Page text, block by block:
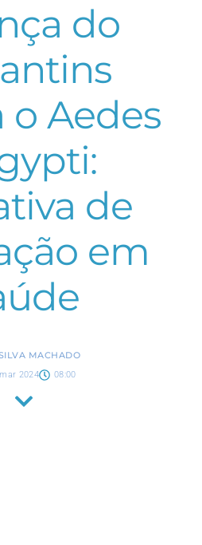
do
o Aedes
de
em
MACHADO
2024 08:00